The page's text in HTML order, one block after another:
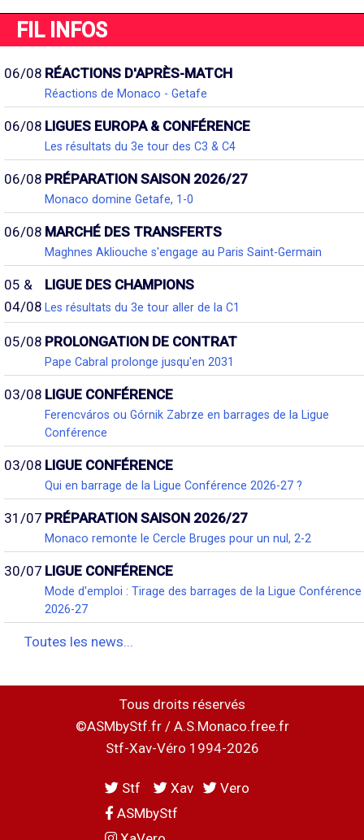
FIL INFOS
06/08 RÉACTIONS D'APRÈS-MATCH
Réactions de Monaco - Getafe
06/08 LIGUES EUROPA & CONFÉRENCE
Les résultats du 3e tour des C3 & C4
06/08 PRÉPARATION SAISON 2026/27
Monaco domine Getafe, 1-0
06/08 MARCHÉ DES TRANSFERTS
Maghnes Akliouche s'engage au Paris Saint-Germain
05 &
04/08
LIGUE DES CHAMPIONS
Les résultats du 3e tour aller de la C1
05/08 PROLONGATION DE CONTRAT
Pape Cabral prolonge jusqu'en 2031
03/08 LIGUE CONFÉRENCE
Ferencváros ou Górnik Zabrze en barrages de la Ligue
Conférence
03/08 LIGUE CONFÉRENCE
Qui en barrage de la Ligue Conférence 2026-27 ?
31/07 PRÉPARATION SAISON 2026/27
Monaco remonte le Cercle Bruges pour un nul, 2-2
30/07 LIGUE CONFÉRENCE
Mode d'emploi : Tirage des barrages de la Ligue Conférence
2026-27
Toutes les news...
Tous droits réservés
©ASMbyStf.fr / A.S.Monaco.free.fr
Stf-Xav-Véro 1994-2026
Stf Xav
Vero
ASMbyStf